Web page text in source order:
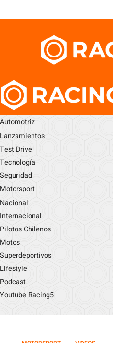
Automotriz
Lanzamientos
Test Drive
Tecnología
Seguridad
Motorsport
Nacional
Internacional
Pilotos Chilenos
Motos
Superdeportivos
Lifestyle
Podcast
Youtube Racing5